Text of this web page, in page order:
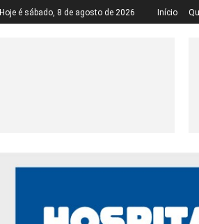
Hoje é sábado, 8 de agosto de 2026 Início